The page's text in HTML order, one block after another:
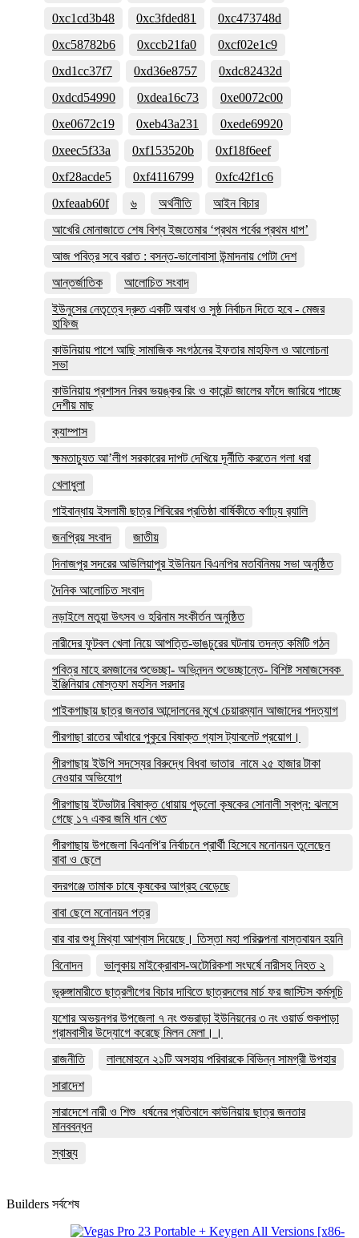
0xc1cd3b48
0xc3fded81
0xc473748d
0xc58782b6
0xccb21fa0
0xcf02e1c9
0xd1cc37f7
0xd36e8757
0xdc82432d
0xdcd54990
0xdea16c73
0xe0072c00
0xe0672c19
0xeb43a231
0xede69920
0xeec5f33a
0xf153520b
0xf18f6eef
0xf28acde5
0xf4116799
0xfc42f1c6
0xfeaab60f
৬ অর্থনীতি
আইন বিচার
আখেরি মোনাজাতে শেষ বিশ্ব ইজতেমার ‘প্রথম পর্বের প্রথম ধাপ’
আজ পবিত্র সবে বরাত : বসন্ত-ভালোবাসা উন্মাদনায় গোটা দেশ
আন্তর্জাতিক
আলোচিত সংবাদ
ইউনুসের নেতৃত্বে দ্রুত একটি অবাধ ও সুষ্ঠ নির্বাচন দিতে হবে - মেজর
হাফিজ
কাউনিয়ায় পাশে আছি সামাজিক সংগঠনের ইফতার মাহফিল ও আলোচনা
সভা
কাউনিয়ায় প্রশাসন নিরব ভয়ঙ্কর রিং ও কারেন্ট জালের ফাঁদে জারিয়ে পাচ্ছে
দেশীয় মাছ
ক্যাম্পাস
ক্ষমতাচ্যুত আ’লীগ সরকারের দাপট দেখিয়ে দূর্নীতি করতেন গলা ধরা
খেলাধুলা
গাইবান্ধায় ইসলামী ছাত্র শিবিরের প্রতিষ্ঠা বার্ষিকীতে বর্ণাঢ্য র‌্যালি
জনপ্রিয় সংবাদ
জাতীয়
দিনাজপুর সদরের আউলিয়াপুর ইউনিয়ন বিএনপির মতবিনিময় সভা অনুষ্ঠিত
দৈনিক আলোচিত সংবাদ
নড়াইলে মতুয়া উৎসব ও হরিনাম সংকীর্তন অনুষ্ঠিত
নারীদের ফুটবল খেলা নিয়ে আপত্তি-ভাঙচুরের ঘটনায় তদন্ত কমিটি গঠন
পবিত্র মাহে রমজানের শুভেচ্ছা- অভিনন্দন শুভেচ্ছান্তে- বিশিষ্ট সমাজসেবক
ইঞ্জিনিয়ার মোস্তফা মহসিন সরদার
পাইকগাছায় ছাত্র জনতার আন্দোলনের মুখে চেয়ারম্যান আজাদের পদত্যাগ
পীরগাছা রাতের আঁধারে পুকুরে বিষাক্ত গ্যাস ট্যাবলেট প্রয়োগ।
পীরগাছায় ইউপি সদস্যের বিরুদ্ধে বিধবা ভাতার নামে ২৫ হাজার টাকা
নেওয়ার অভিযোগ
পীরগাছায় ইটভাটার বিষাক্ত ধোয়ায় পুড়লো কৃষকের সোনালী স্বপ্ন: ঝলসে
গেছে ১৭ একর জমি ধান খেত
পীরগাছায় উপজেলা বিএনপি'র নির্বাচনে প্রার্থী হিসেবে মনোনয়ন তুলেছেন
বাবা ও ছেলে
বদরগঞ্জে তামাক চাষে কৃষকের আগ্রহ বেড়েছে
বাবা ছেলে মনোনয়ন পত্র
বার বার শুধু মিথ্যা আশ্বাস দিয়েছে। তিস্তা মহা পরিকল্পনা বাস্তবায়ন হয়নি
বিনোদন
ভালুকায় মাইক্রোবাস-অটোরিকশা সংঘর্ষে নারীসহ নিহত ২
ভূরুঙ্গামারীতে ছাত্রলীগের বিচার দাবিতে ছাত্রদলের মার্চ ফর জাস্টিস কর্মসূচি
যশোর অভয়নগর উপজেলা ৭ নং শুভরাড়া ইউনিয়নের ৩ নং ওয়ার্ড শুকপাড়া
গ্রামবাসীর উদ্যোগে করেছে মিলন মেলা।।
রাজনীতি
লালমোহনে ২১টি অসহায় পরিবারকে বিভিন্ন সামগ্রী উপহার
সারাদেশ
সারাদেশে নারী ও শিশু ধর্ষনের প্রতিবাদে কাউনিয়ায় ছাত্র জনতার
মানববন্ধন
স্বাস্থ্য
Builders সর্বশেষ